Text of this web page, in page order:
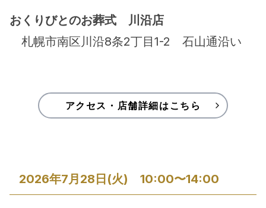
おくりびとのお葬式　川沿店
札幌市南区川沿8条2丁目1-2　石山通沿い
アクセス・店舗詳細はこちら
2026年7月28日(火)　10:00〜14:00